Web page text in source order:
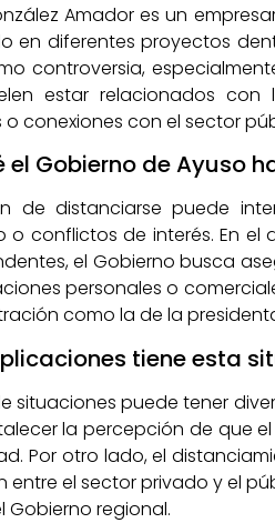
Amador es un
en diferentes proyectos
controversia,
estar relacionados
o conexiones con el sector
el Gobierno de Ayuso
de distanciarse puede
o conflictos de interés. En
el Gobierno busca
personales o
como la de la
tiene esta
situaciones puede tener
la percepción de que
Por otro lado, el
entre el sector privado y el
Gobierno regional.